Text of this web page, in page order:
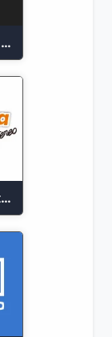
La Kalle en vivo 2023
Olimpica Stereo Bogotá 105.9 FM Vibrante